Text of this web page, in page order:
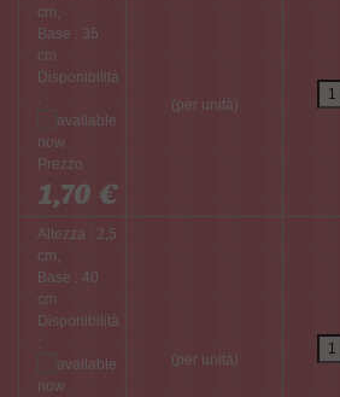
cm,
Base : 35
cm
Disponibilità
:
Prezzo :
1,70 €
(per unità)
Altezza : 2,5
cm,
Base : 40
cm
Disponibilità
:
(per unità)